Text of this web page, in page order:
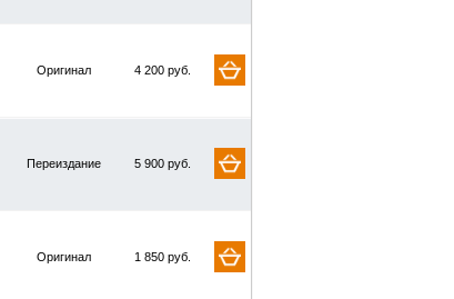
Оригинал 4 200 руб.
Переиздание 5 900 руб.
Оригинал 1 850 руб.